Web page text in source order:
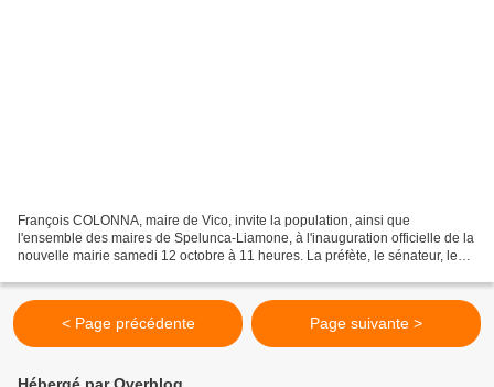
François COLONNA, maire de Vico, invite la population, ainsi que
l'ensemble des maires de Spelunca-Liamone, à l'inauguration officielle de la
nouvelle mairie samedi 12 octobre à 11 heures. La préfète, le sénateur, le
< Page précédente Page suivante >